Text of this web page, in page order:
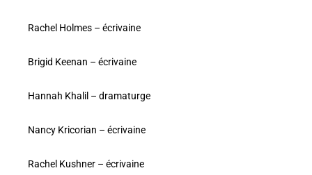
Rachel Holmes – écrivaine
Brigid Keenan – écrivaine
Hannah Khalil – dramaturge
Nancy Kricorian – écrivaine
Rachel Kushner – écrivaine